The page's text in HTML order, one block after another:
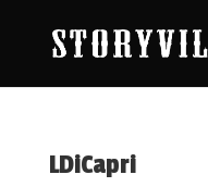
LDiCapri